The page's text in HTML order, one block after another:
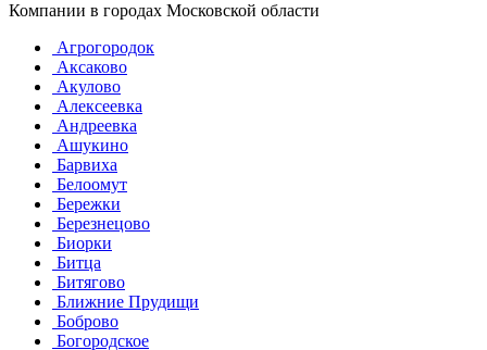
Компании в городах Московской области
Агрогородок
Аксаково
Акулово
Алексеевка
Андреевка
Ашукино
Барвиха
Белоомут
Бережки
Березнецово
Биорки
Битца
Битягово
Ближние Прудищи
Боброво
Богородское